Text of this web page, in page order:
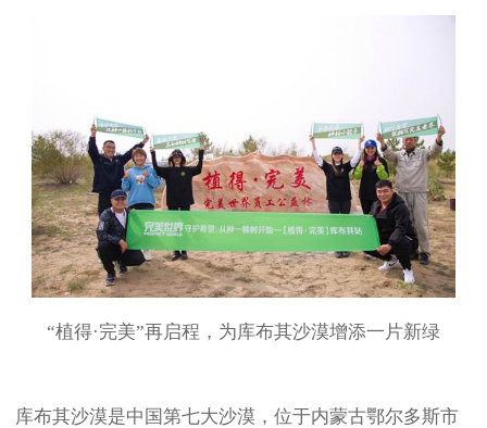
“植得·完美”再启程，为库布其沙漠增添一片新绿
库布其沙漠是中国第七大沙漠，位于内蒙古鄂尔多斯市